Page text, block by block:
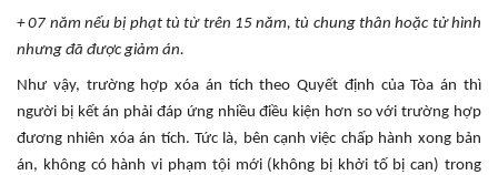
+ 07 năm nếu bị phạt tù từ trên 15 năm, tù chung thân hoặc tử hình
nhưng đã được giảm án.
Như vậy, trường hợp xóa án tích theo Quyết định của Tòa án thì
người bị kết án phải đáp ứng nhiều điều kiện hơn so với trường hợp
đương nhiên xóa án tích. Tức là, bên cạnh việc chấp hành xong bản
án, không có hành vi phạm tội mới (không bị khởi tố bị can) trong